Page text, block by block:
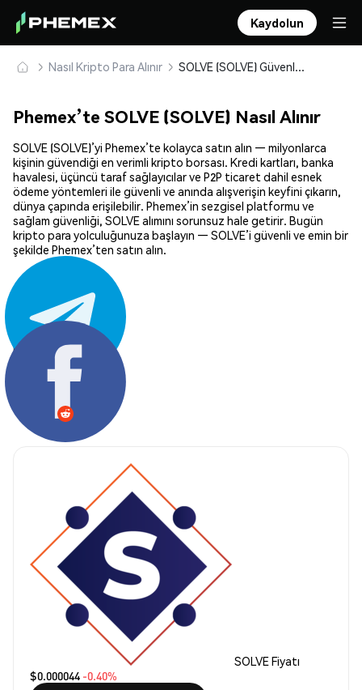
Kaydolun
Nasıl Kripto Para Alınır SOLVE (SOLVE) Güvenle Satın Alın ve Saklayın
Phemex’te SOLVE (SOLVE) Nasıl Alınır
SOLVE (SOLVE)’yi Phemex’te kolayca satın alın — milyonlarca
kişinin güvendiği en verimli kripto borsası. Kredi kartları, banka
havalesi, üçüncü taraf sağlayıcılar ve P2P ticaret dahil esnek
ödeme yöntemleri ile güvenli ve anında alışverişin keyfini çıkarın,
dünya çapında erişilebilir. Phemex’in sezgisel platformu ve
sağlam güvenliği, SOLVE alımını sorunsuz hale getirir. Bugün
kripto para yolculuğunuza başlayın — SOLVE’i güvenli ve emin bir
şekilde Phemex’ten satın alın.
Paylaş:
SOLVE Fiyatı
$0.000044 -0.40%